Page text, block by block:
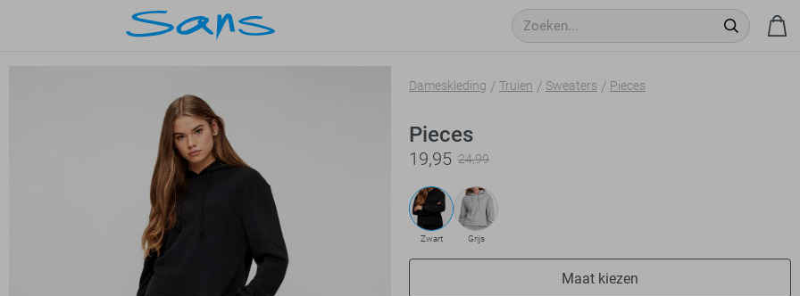
Dameskleding Truien Sweaters Pieces
Pieces
19,95 24,99
Zwart Grijs
Maat kiezen